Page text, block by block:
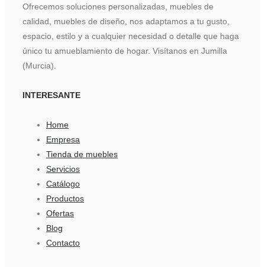
Ofrecemos soluciones personalizadas, muebles de
calidad, muebles de diseño, nos adaptamos a tu gusto,
espacio, estilo y a cualquier necesidad o detalle que haga
único tu amueblamiento de hogar. Visítanos en Jumilla
(Murcia).
INTERESANTE
Home
Empresa
Tienda de muebles
Servicios
Catálogo
Productos
Ofertas
Blog
Contacto